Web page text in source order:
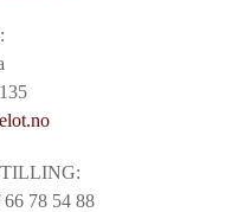
78 54 88